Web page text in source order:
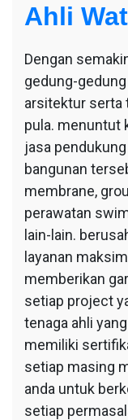
Ahli
Dengan
gedung-
arsitektur serta
pula. menuntut
jasa
bangunan
membrane,
perawatan
lain-lain.
layanan
memberikan
setiap project
tenaga ahli
memiliki
setiap masing
anda untuk
setiap